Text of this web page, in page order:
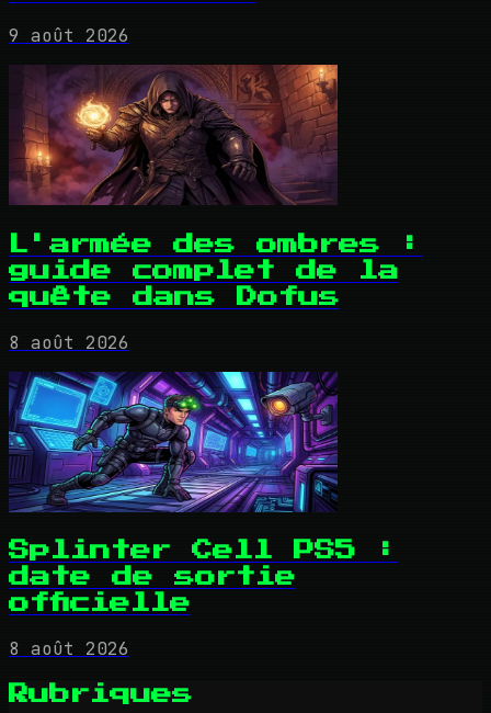
9 août 2026
L'armée des ombres :
guide complet de la
quête dans Dofus
8 août 2026
Splinter Cell PS5 :
date de sortie
officielle
8 août 2026
Rubriques